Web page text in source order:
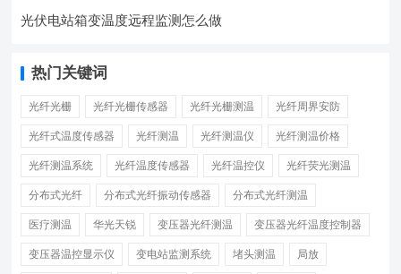
光伏电站箱变温度远程监测怎么做
热门关键词
光纤光栅 光纤光栅传感器 光纤光栅测温 光纤周界安防
光纤式温度传感器 光纤测温 光纤测温仪 光纤测温价格
光纤测温系统 光纤温度传感器 光纤温控仪 光纤荧光测温
分布式光纤 分布式光纤振动传感器 分布式光纤测温
医疗测温 华光天锐 变压器光纤测温 变压器光纤温度控制器
变压器温控显示仪 变电站监测系统 堵头测温 局放